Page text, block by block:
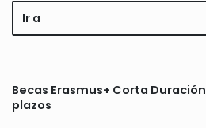
Ir a
Becas Erasmus+ Corta Duración
plazos